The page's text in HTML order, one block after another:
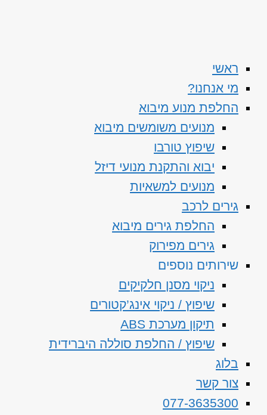
ראשי
מי אנחנו?
החלפת מנוע מיבוא
מנועים משומשים מיבוא
שיפוץ טורבו
יבוא והתקנת מנועי דיזל
מנועים למשאיות
גירים לרכב
החלפת גירים מיבוא
גירים מפירוק
שירותים נוספים
ניקוי מסנן חלקיקים
שיפוץ / ניקוי אינג’קטורים
תיקון מערכת ABS
שיפוץ / החלפת סוללה היברידית
בלוג
צור קשר
077-3635300